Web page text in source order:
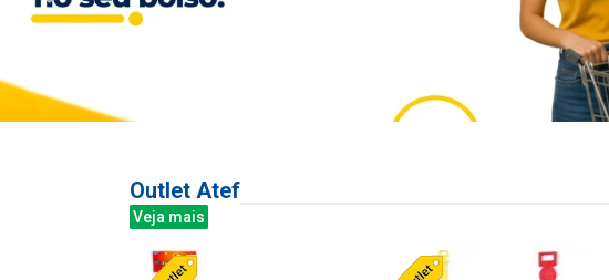
Outlet Atef
Veja mais